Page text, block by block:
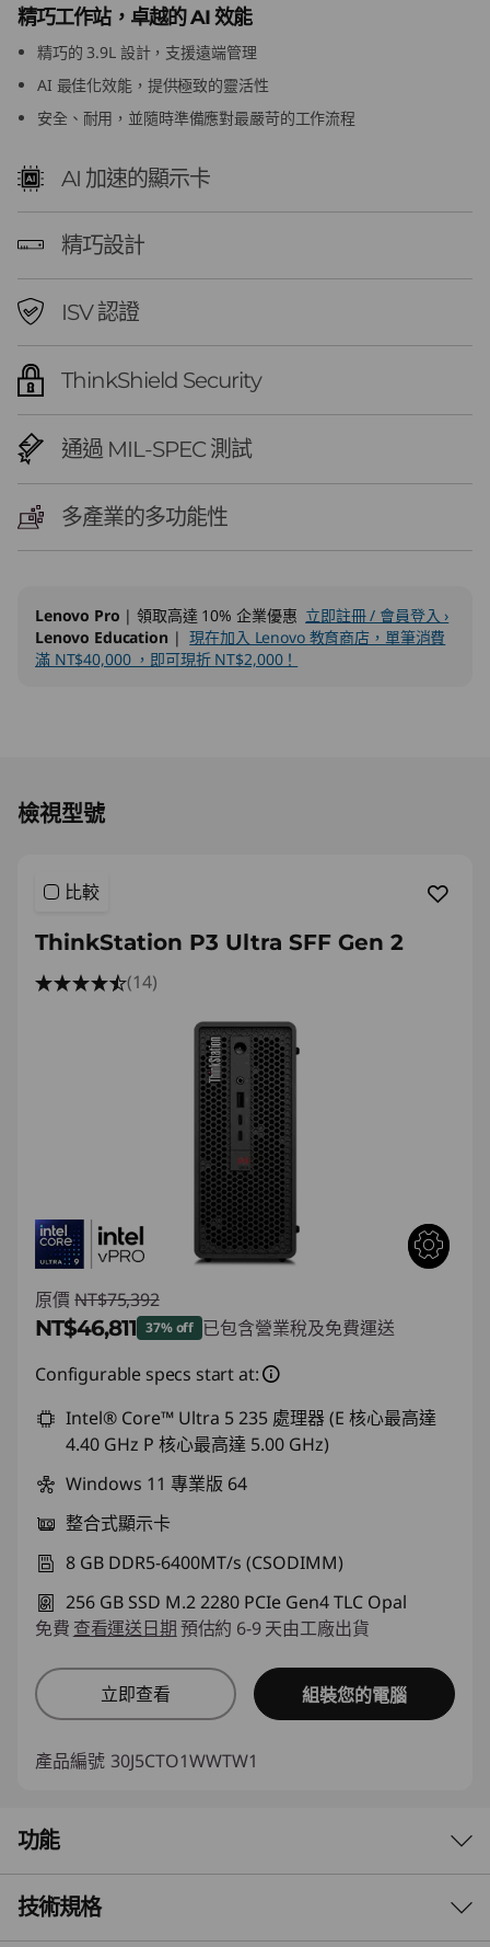
S
F
F
G
e
n
2
精巧工作站，卓越的 AI 效能
精巧的 3.9L 設計，支援遠端管理
AI 最佳化效能，提供極致的靈活性
安全、耐用，並隨時準備應對最嚴苛的工作流程
AI 加速的顯示卡
精巧設計
ISV 認證
ThinkShield Security
通過 MIL-SPEC 測試
多產業的多功能性
Lenovo Pro | 領取高達 10% 企業優惠 立即註冊 / 會員登入 ›
Lenovo Education |現在加入 Lenovo 教育商店，單筆消費
滿 NT$40,000 ，即可現折 NT$2,000！
檢視型號
比較
ThinkStation P3 Ultra SFF Gen 2
(14)
原價 NT$75,392
NT$46,811 37% off 已包含營業稅及免費運送
即時折扣： :-NT$28,581
Configurable specs start at:
Intel® Core™ Ultra 5 235 處理器 (E 核心最高達
4.40 GHz P 核心最高達 5.00 GHz)
Windows 11 專業版 64
整合式顯示卡
8 GB DDR5-6400MT/s (CSODIMM)
256 GB SSD M.2 2280 PCIe Gen4 TLC Opal
免費 查看運送日期預估約 6-9 天由工廠出貨
立即查看 組裝您的電腦
產品編號 30J5CTO1WWTW1
功能
LENOVO THINKSTATION P3 ULTRA SFF
技術規格